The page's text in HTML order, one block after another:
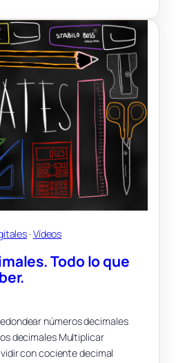
· Vídeos
Todo lo que
números decimales
decimales Multiplicar
con cociente decimal